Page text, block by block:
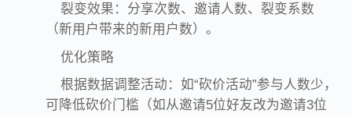
裂变效果：分享次数、邀请人数、裂变系数
（新用户带来的新用户数）。
优化策略
根据数据调整活动：如“砍价活动”参与人数少，
可降低砍价门槛（如从邀请5位好友改为邀请3位